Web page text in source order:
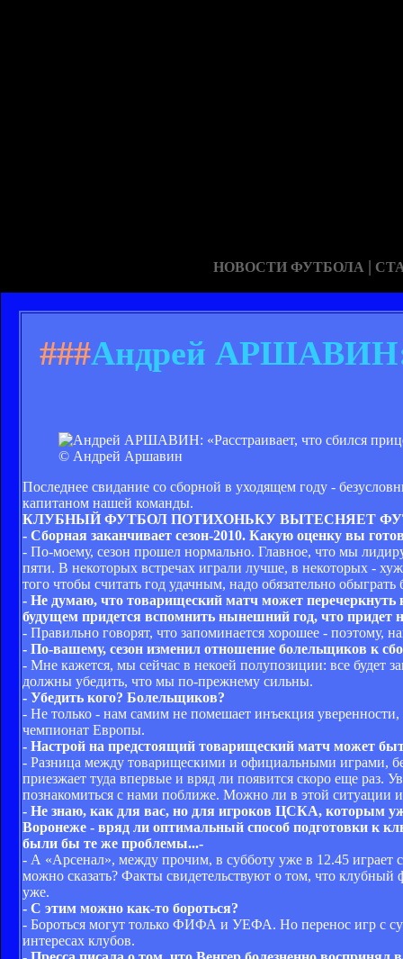
НОВОСТИ ФУТБОЛА |
###Андрей АРШАВИН:
© Андрей Аршавин
Последнее свидание со сборной в уходящем году -
капитаном нашей команды.
КЛУБНЫЙ ФУТБОЛ ПОТИХОНЬКУ ВЫТЕСНЯЕТ
- Сборная заканчивает сезон-2010. Какую оценку вы
- По-моему, сезон прошел нормально. Главное, что мы
пяти. В некоторых встречах играли лучше, в некоторых -
того чтобы считать год удачным, надо обязательно обыграть
- Не думаю, что товарищеский матч может перечеркнуть
будущем придется вспомнить нынешний год, что придет
- Правильно говорят, что запоминается хорошее - поэтому,
- По-вашему, сезон изменил отношение болельщиков к
- Мне кажется, мы сейчас в некоей полупозиции: все будет
должны убедить, что мы по-прежнему сильны.
- Убедить кого? Болельщиков?
- Не только - нам самим не помешает инъекция
чемпионат Европы.
- Настрой на предстоящий товарищеский матч может
- Разница между товарищескими и официальными играми,
приезжает туда впервые и вряд ли появится скоро еще раз.
познакомиться с нами поближе. Можно ли в этой ситуации
- Не знаю, как для вас, но для игроков ЦСКА, которым
Воронеже - вряд ли оптимальный способ подготовки к
были бы те же проблемы...-
- А «Арсенал», между прочим, в субботу уже в 12.45
можно сказать? Факты свидетельствуют о том, что
уже.
- С этим можно как-то бороться?
- Бороться могут только ФИФА и УЕФА. Но перенос игр с
интересах клубов.